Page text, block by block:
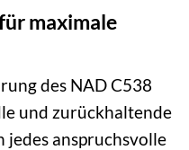
maximale
des NAD C538
und zurückhaltende
jedes anspruchsvolle